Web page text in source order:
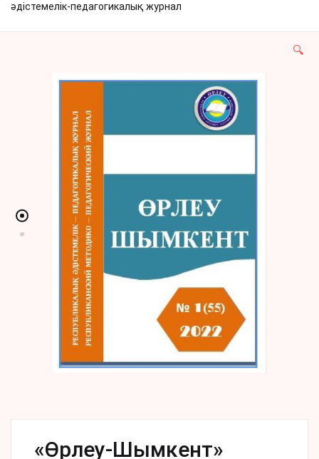
әдістемелік-педагогикалық журнал
🔍
«Өрлеу-Шымкент»